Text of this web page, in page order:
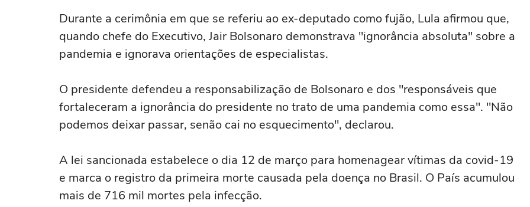
Durante a cerimônia em que se referiu ao ex-deputado como fujão, Lula afirmou que,
quando chefe do Executivo, Jair Bolsonaro demonstrava "ignorância absoluta" sobre a
pandemia e ignorava orientações de especialistas.
O presidente defendeu a responsabilização de Bolsonaro e dos "responsáveis que
fortaleceram a ignorância do presidente no trato de uma pandemia como essa". "Não
podemos deixar passar, senão cai no esquecimento", declarou.
A lei sancionada estabelece o dia 12 de março para homenagear vítimas da covid-19
e marca o registro da primeira morte causada pela doença no Brasil. O País acumulou
mais de 716 mil mortes pela infecção.